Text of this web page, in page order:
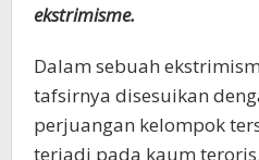
ekstrimisme.
Dalam sebuah
tafsirnya disesuikan
perjuangan kelompok
terjadi pada kaum teroris.